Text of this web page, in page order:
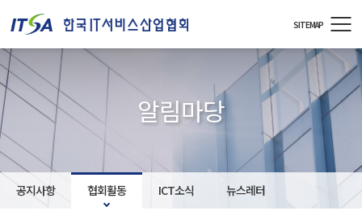
SITEMAP
알림마당
공지사항 협회활동 ICT소식 뉴스레터